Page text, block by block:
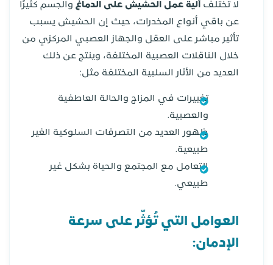
لا تختلف آلية عمل الحشيش على الدماغ والجسم كثيرًا
عن باقي أنواع المخدرات، حيث إن الحشيش يسبب
تأثير مباشر على العقل والجهاز العصبي المركزي من
خلال الناقلات العصبية المختلفة، وينتج عن ذلك
العديد من الأثار السلبية المختلفة مثل:
تغييرات في المزاج والحالة العاطفية
والعصبية.
ظهور العديد من التصرفات السلوكية الغير
طبيعية.
التعامل مع المجتمع والحياة بشكل غير
طبيعي.
العوامل التي تُؤثّر على سرعة
الإدمان: